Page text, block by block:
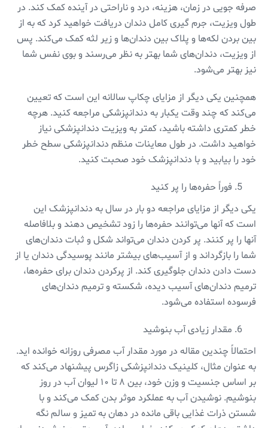
صرفه جویی در زمان، هزینه، درد و ناراحتی در آینده کمک کند. در
طول ویزیت، جرم گیری کامل دندان دریافت خواهید کرد که به از
بین بردن لکه‌ها و پلاک بین دندان‌ها و زیر لثه کمک می‌کند. پس
از ویزیت، دندان‌های شما بهتر به نظر می‌رسند و بوی نفس شما
نیز بهتر می‌شود.
همچنین یکی دیگر از مزایای چکاپ سالانه این است که تعیین
می‌کند که چند وقت یکبار به دندانپزشکی مراجعه کنید. هرچه
خطر کمتری داشته باشید، کمتر به ویزیت دندانپزشکی نیاز
خواهید داشت. در طول معاینات منظم دندانپزشکی سطح خطر
خود را بیابید و با دندانپزشک خود صحبت کنید.
فوراً حفره‌ها را پر کنید
یکی دیگر از مزایای مراجعه دو بار در سال به دندانپزشک این
است که آنها می‌توانند حفره‌ها را زود تشخیص دهند و بلافاصله
آنها را پر کنند. پر کردن دندان می‌تواند شکل و ثبات دندان‌های
شما را بازگرداند و از آسیب‌های بیشتر مانند پوسیدگی دندان یا از
دست دادن دندان جلوگیری کند. از پرکردن دندان برای حفره‌ها،
ترمیم دندان‌های آسیب دیده، شکسته و ترمیم دندان‌های
فرسوده استفاده می‌شود.
مقدار زیادی آب بنوشید
احتمالاً چندین مقاله در مورد مقدار آب مصرفی روزانه خوانده اید.
به عنوان مثال، کلینیک دندانپزشکی زاگرس پیشنهاد می‌کند که
بر اساس جنسیت و وزن خود، بین ۸ تا ۱۰ لیوان آب در روز
بنوشیم. نوشیدن آب به عملکرد موثر بدن کمک می‌کند و با
شستن ذرات غذایی باقی مانده در دهان به تمیز و سالم نگه